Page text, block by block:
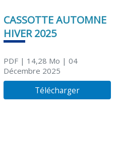
CASSOTTE AUTOMNE
HIVER 2025
PDF| 14,28 Mo | 04
Décembre 2025
Télécharger